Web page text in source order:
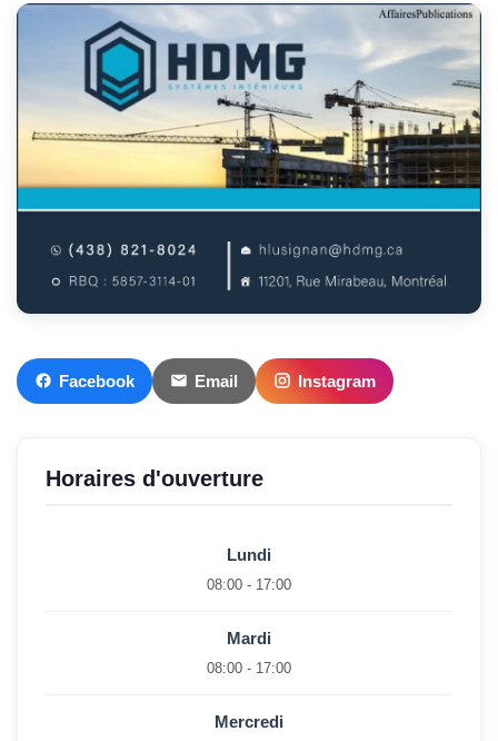
Facebook Email Instagram
Horaires d'ouverture
Lundi
08:00 - 17:00
Mardi
08:00 - 17:00
Mercredi